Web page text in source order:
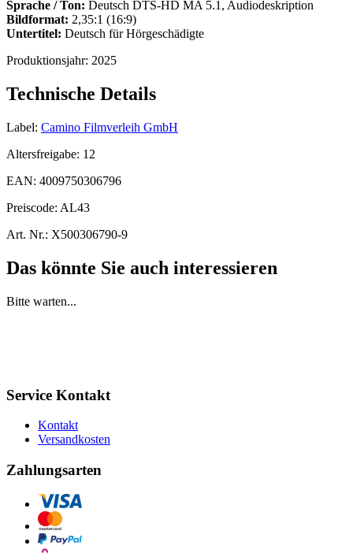
Sprache / Ton: Deutsch DTS-HD MA 5.1, Audiodeskription
Bildformat: 2,35:1 (16:9)
Untertitel: Deutsch für Hörgeschädigte
Produktionsjahr: 2025
Technische Details
Label: Camino Filmverleih GmbH
Altersfreigabe: 12
EAN: 4009750306796
Preiscode: AL43
Art. Nr.: X500306790-9
Das könnte Sie auch interessieren
Bitte warten...
Service Kontakt
Kontakt
Versandkosten
Zahlungsarten